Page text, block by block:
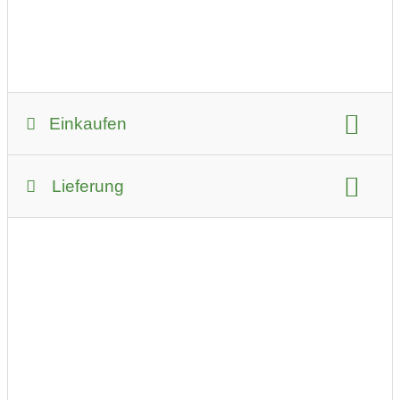
Einkaufen
auf Rechnung
bevorzugter Kontakt:
per E-Mail (Anfrage)
Lieferung